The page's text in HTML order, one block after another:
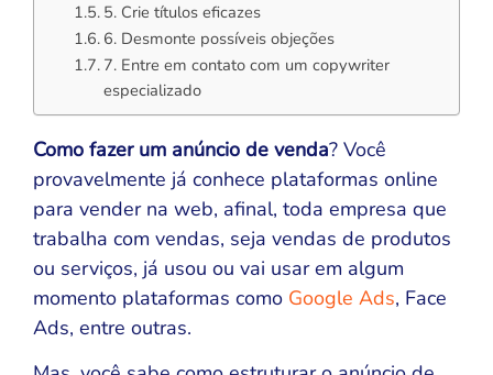
5. Crie títulos eficazes
6. Desmonte possíveis objeções
7. Entre em contato com um copywriter
especializado
Como fazer um anúncio de venda? Você
provavelmente já conhece plataformas online
para vender na web, afinal, toda empresa que
trabalha com vendas, seja vendas de produtos
ou serviços, já usou ou vai usar em algum
momento plataformas como Google Ads, Face
Ads, entre outras.